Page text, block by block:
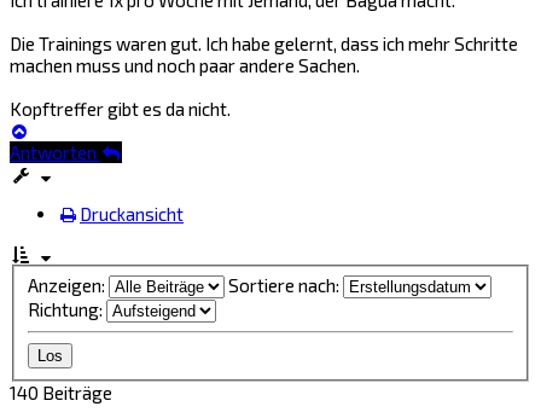
Die Trainings waren gut. Ich habe gelernt, dass ich mehr Schritte
machen muss und noch paar andere Sachen.
Kopftreffer gibt es da nicht.
oben
Antworten
Druckansicht
Anzeigen:
Sortiere nach:
Richtung:
140 Beiträge